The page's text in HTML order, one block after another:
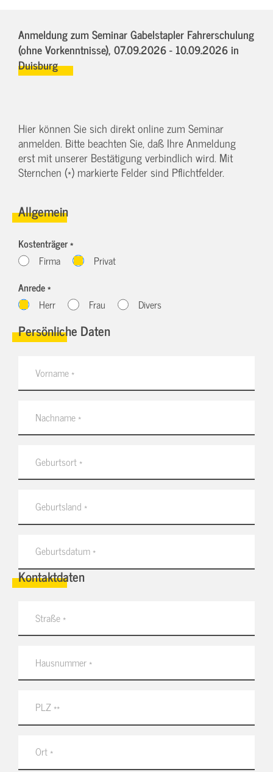
Anmeldung zum Seminar Gabelstapler Fahrerschulung
(ohne Vorkenntnisse), 07.09.2026 - 10.09.2026in
Duisburg
Hier können Sie sich direkt online zum Seminar
anmelden. Bitte beachten Sie, daß Ihre Anmeldung
erst mit unserer Bestätigung verbindlich wird. Mit
Sternchen (*) markierte Felder sind Pflichtfelder.
Allgemein
Kostenträger *
Firma
Privat
Anrede *
Herr
Frau Divers
Persönliche Daten
Kontaktdaten